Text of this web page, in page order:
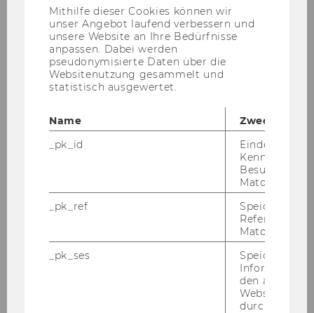
Exercise No. 23: Airport and Flight Database
Exercise No. 24: Price Control for a Sales Order
Exercise No. 25: Customizing a Production
Exercise No. 28: Purchasing - Incoterms -
Exercise No. 29: Material - Routings - Cost
Mithilfe dieser Cookies können wir
unser Angebot laufend verbessern und
unsere Website an Ihre Bedürfnisse
anpassen. Dabei werden
pseudonymisierte Daten über die
Websitenutzung gesammelt und
statistisch ausgewertet.
Name
Zweck
_pk_id
Eindeutige
Besuchers
Matomo.
_pk_ref
Speicherung
Referrers
Matomo.
_pk_ses
Speicherung
den aktuellen
durch